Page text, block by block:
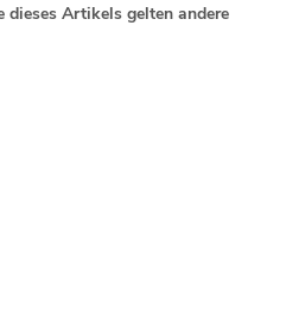
dieses Artikels gelten andere